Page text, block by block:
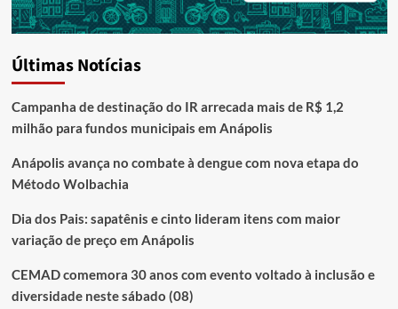
Últimas Notícias
Campanha de destinação do IR arrecada mais de R$ 1,2
milhão para fundos municipais em Anápolis
Anápolis avança no combate à dengue com nova etapa do
Método Wolbachia
Dia dos Pais: sapatênis e cinto lideram itens com maior
variação de preço em Anápolis
CEMAD comemora 30 anos com evento voltado à inclusão e
diversidade neste sábado (08)